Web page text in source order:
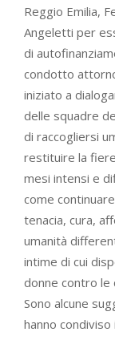
Reggio Emilia,
Angeletti per
di
condotto
iniziato a
delle squadre
di raccogliersi
restituire la
mesi intensi e
come
tenacia, cura,
umanità
intime di cui
donne contro le
Sono alcune
hanno condiviso